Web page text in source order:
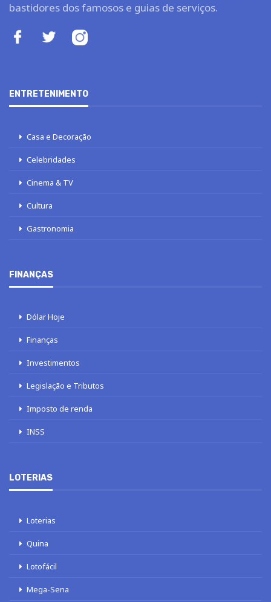
bastidores dos famosos e guias de serviços.
ENTRETENIMENTO
Casa e Decoração
Celebridades
Cinema & TV
Cultura
Gastronomia
FINANÇAS
Dólar Hoje
Finanças
Investimentos
Legislação e Tributos
Imposto de renda
INSS
LOTERIAS
Loterias
Quina
Lotofácil
Mega-Sena